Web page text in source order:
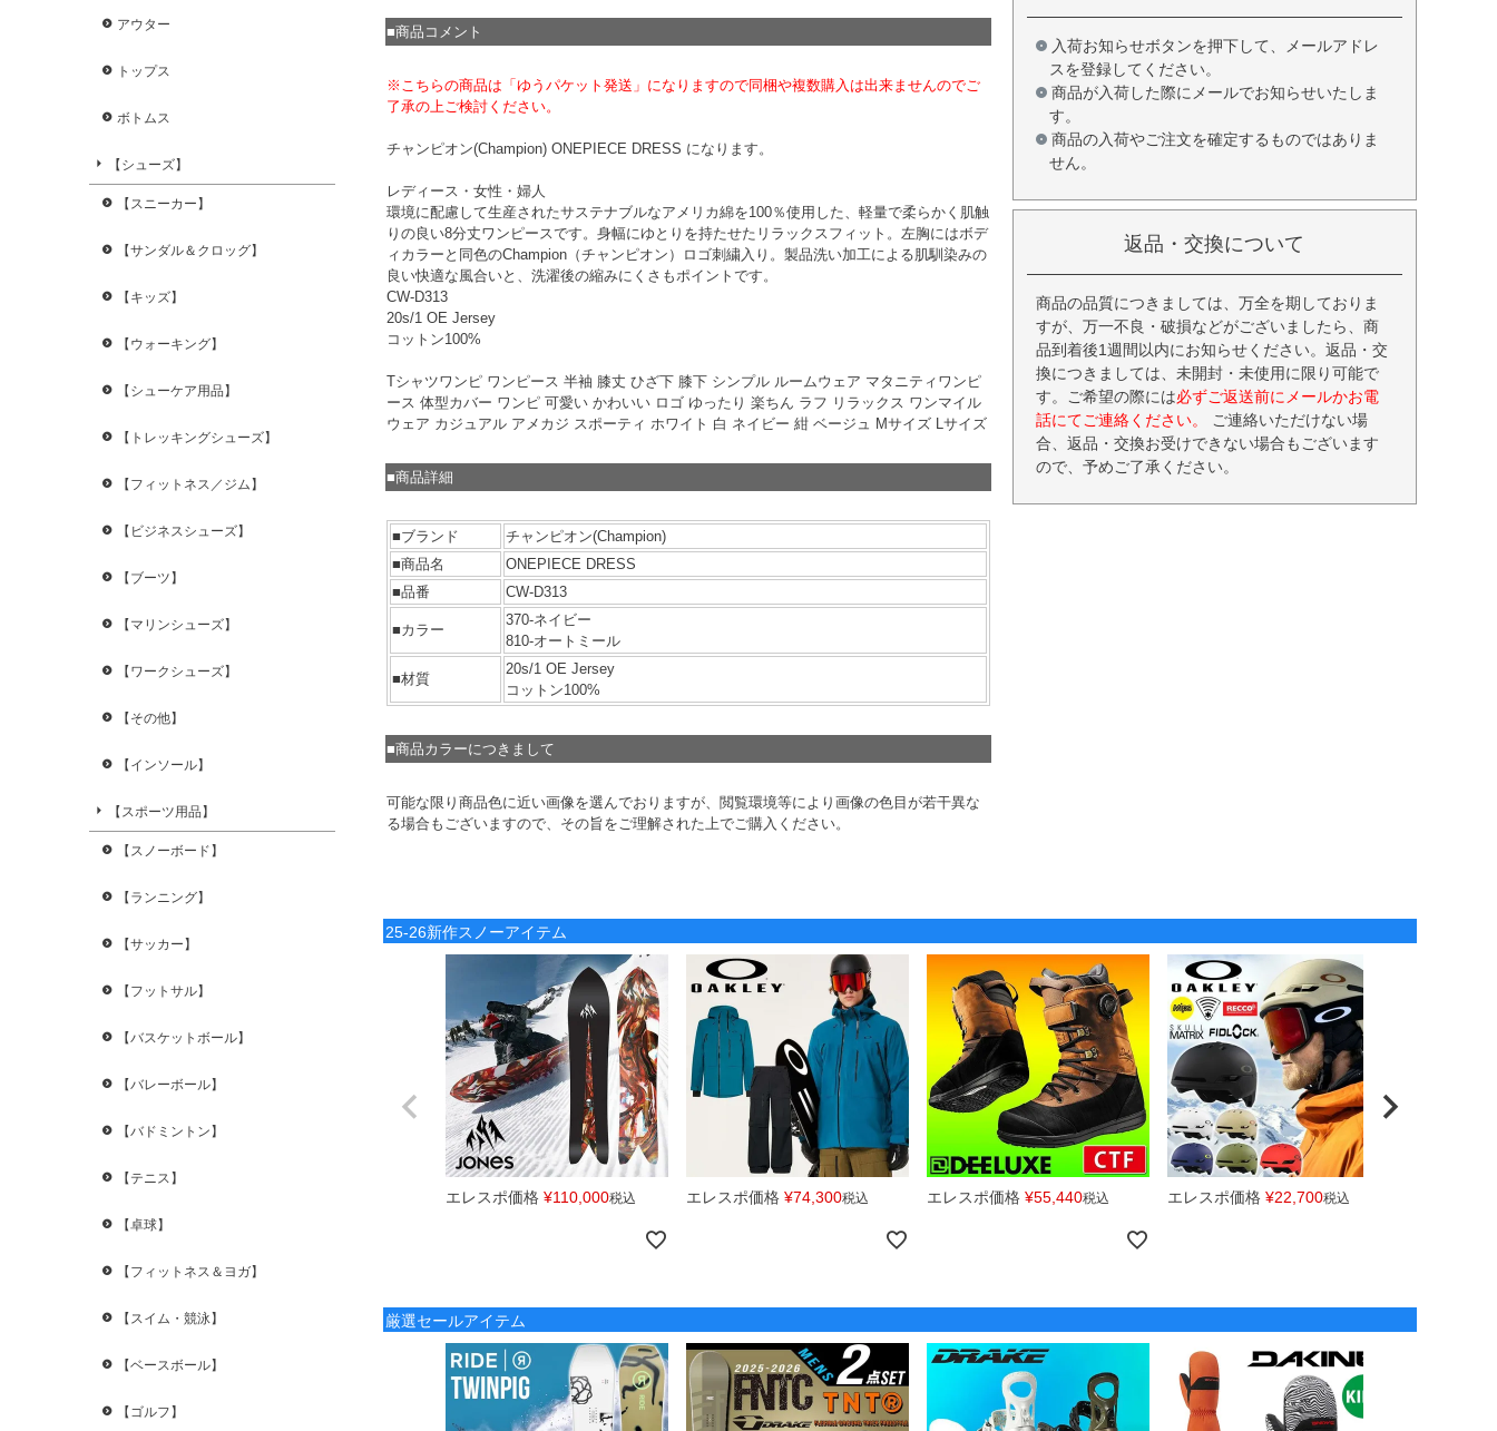
アウター
トップス
ボトムス
【シューズ】
【スニーカー】
【サンダル＆クロッグ】
【キッズ】
【ウォーキング】
【シューケア用品】
【トレッキングシューズ】
【フィットネス／ジム】
【ビジネスシューズ】
【ブーツ】
【マリンシューズ】
【ワークシューズ】
【その他】
【インソール】
【スポーツ用品】
【スノーボード】
【ランニング】
【サッカー】
【フットサル】
【バスケットボール】
【バレーボール】
【バドミントン】
【テニス】
【卓球】
【フィットネス＆ヨガ】
【スイム・競泳】
【ベースボール】
【ゴルフ】
■商品コメント
※こちらの商品は「ゆうパケット発送」になりますので同梱や複数購入は出来ませんのでご
了承の上ご検討ください。
チャンピオン(Champion) ONEPIECE DRESS になります。
レディース・女性・婦人
環境に配慮して生産されたサステナブルなアメリカ綿を100％使用した、軽量で柔らかく肌触
りの良い8分丈ワンピースです。身幅にゆとりを持たせたリラックスフィット。左胸にはボデ
ィカラーと同色のChampion（チャンピオン）ロゴ刺繍入り。製品洗い加工による肌馴染みの
良い快適な風合いと、洗濯後の縮みにくさもポイントです。
CW-D313
20s/1 OE Jersey
コットン100%
Tシャツワンピ ワンピース 半袖 膝丈 ひざ下 膝下 シンプル ルームウェア マタニティワンピ
ース 体型カバー ワンピ 可愛い かわいい ロゴ ゆったり 楽ちん ラフ リラックス ワンマイル
ウェア カジュアル アメカジ スポーティ ホワイト 白 ネイビー 紺 ベージュ Mサイズ Lサイズ
■商品詳細
■ブランド
チャンピオン(Champion)
■商品名
ONEPIECE DRESS
■品番
CW-D313
■カラー
370-ネイビー
810-オートミール
■材質
20s/1 OE Jersey
コットン100%
■商品カラーにつきまして
可能な限り商品色に近い画像を選んでおりますが、閲覧環境等により画像の色目が若干異な
る場合もございますので、その旨をご理解された上でご購入ください。
入荷お知らせボタンを押下して、メールアドレ
スを登録してください。
商品が入荷した際にメールでお知らせいたしま
す。
商品の入荷やご注文を確定するものではありま
せん。
返品・交換について
商品の品質につきましては、万全を期しておりま
すが、万一不良・破損などがございましたら、商
品到着後1週間以内にお知らせください。返品・交
換につきましては、未開封・未使用に限り可能で
す。ご希望の際には必ずご返送前にメールかお電
話にてご連絡ください。
ご連絡いただけない場
合、返品・交換お受けできない場合もございます
ので、予めご了承ください。
25-26新作スノーアイテム
エレスポ価格 ¥110,000税込 エレスポ価格 ¥74,300税込 エレスポ価格 ¥55,440税込 エレスポ価格 ¥22,700税込
厳選セールアイテム